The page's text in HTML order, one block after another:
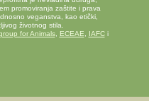
promoviranja zaštite i prava
veganstva, kao etički,
životnog stila.
for Animals, ECEAE IAFCi